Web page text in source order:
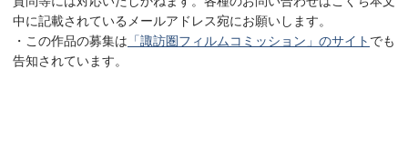
中に記載されているメールアドレス宛にお願いします。
・この作品の募集は 「諏訪圏フィルムコミッション」のサイト でも
告知されています。